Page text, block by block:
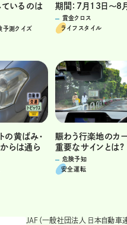
いるのは
予測クイズ
期間：7月13日～8
賞金クロス
ライフスタイル
の黄ばみ・
らは通ら
賑わう行楽地のカ
重要なサインとは?
危険予知
安全運転
JAF（一般社団法人 日本自動車